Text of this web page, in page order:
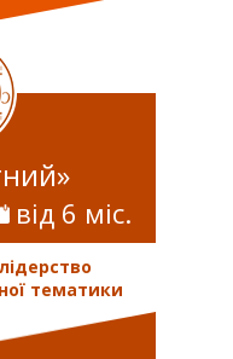
від 6 міс.
тематики